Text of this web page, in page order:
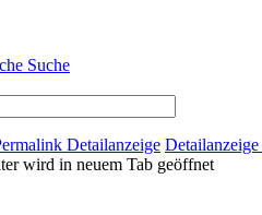
Suche
Detailanzeige
wird in neuem Tab geöffnet